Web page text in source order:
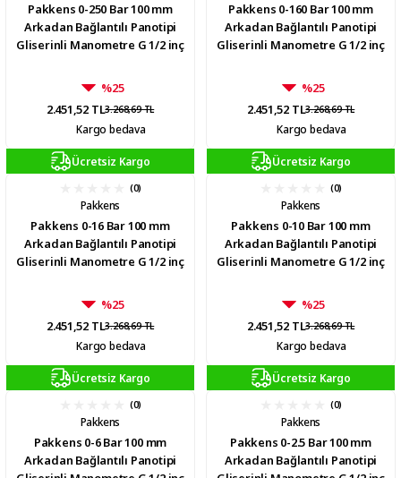
Pakkens 0-250 Bar 100 mm
Arkadan Bağlantılı Panotipi
Gliserinli Manometre G 1/2 inç
%25
2.451,52 TL3.268,69 TL
Kargo bedava
Pakkens 0-160 Bar 100 mm
Arkadan Bağlantılı Panotipi
Gliserinli Manometre G 1/2 inç
%25
2.451,52 TL3.268,69 TL
Kargo bedava
Ücretsiz Kargo
(0)
Pakkens
Pakkens 0-16 Bar 100 mm
Arkadan Bağlantılı Panotipi
Gliserinli Manometre G 1/2 inç
%25
2.451,52 TL3.268,69 TL
Kargo bedava
Ücretsiz Kargo
(0)
Pakkens
Pakkens 0-10 Bar 100 mm
Arkadan Bağlantılı Panotipi
Gliserinli Manometre G 1/2 inç
%25
2.451,52 TL3.268,69 TL
Kargo bedava
Ücretsiz Kargo
(0)
Pakkens
Pakkens 0-6 Bar 100 mm
Arkadan Bağlantılı Panotipi
Ücretsiz Kargo
(0)
Pakkens
Pakkens 0-2.5 Bar 100 mm
Arkadan Bağlantılı Panotipi